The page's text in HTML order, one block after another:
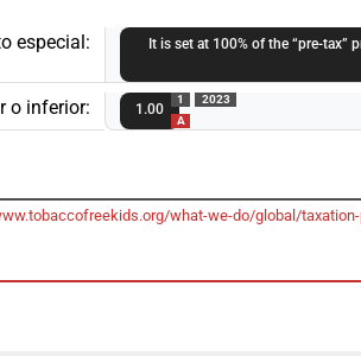
especial:
It is set at 100% of the “pre-tax”
o inferior: 1.00
1
A
2023
what-we-do/global/